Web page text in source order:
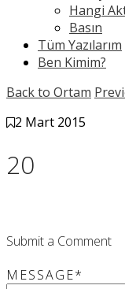
Hangi
Basın
Tüm Yazılarım
Ben Kimim?
Back to Ortam
2 Mart 2015
20
Submit a Comment
MESSAGE*